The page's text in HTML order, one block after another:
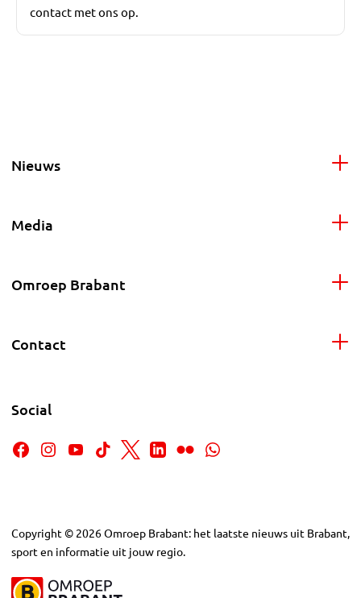
contact met ons op.
Nieuws
Media
Omroep Brabant
Contact
Social
Copyright © 2026Omroep Brabant: het laatste nieuws uit Brabant,
sport en informatie uit jouw regio.